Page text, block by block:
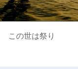
この世は祭り